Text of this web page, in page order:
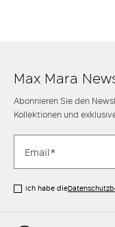
Max Mara
Abonnieren Sie den
Kollektionen und
Ich habe die